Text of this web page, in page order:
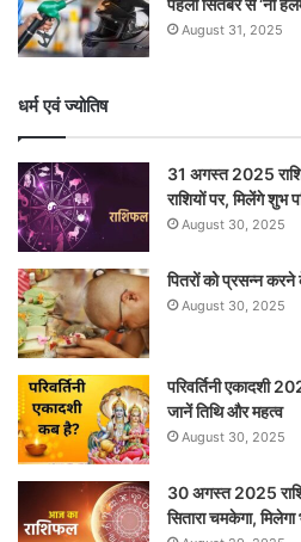
August 31, 2025
धर्म एवं ज्योतिष
31 अगस्त 2025
राशियों पर, मिलेंगे शुभ
August 30, 2025
पितरों को प्रसन्न
August 30, 2025
परिवर्तिनी एकादशी
जानें तिथि और महत्व
August 30, 2025
30 अगस्त 2025
सितारा चमकेगा,